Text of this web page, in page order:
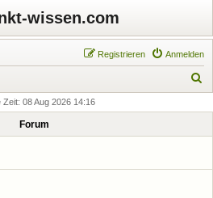
wissen.com
Anmelden
Registrieren
h
Zeit: 08 Aug 2026 14:16
Forum